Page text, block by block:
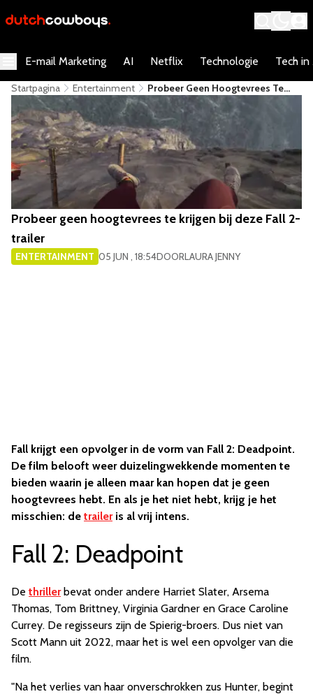
E-mail Marketing AI Netflix Technologie Tech in
Startpagina Entertainment
Probeer Geen Hoogtevrees Te
Krijgen Bij Deze Fall 2-Trailer
Probeer geen hoogtevrees te krijgen bij deze Fall 2-
trailer
ENTERTAINMENT 05 JUN , 18:54DOORLAURA JENNY
Fall krijgt een opvolger in de vorm van Fall 2: Deadpoint.
De film belooft weer duizelingwekkende momenten te
bieden waarin je alleen maar kan hopen dat je geen
hoogtevrees hebt. En als je het niet hebt, krijg je het
misschien: de traileris al vrij intens.
Fall 2: Deadpoint
De thrillerbevat onder andere Harriet Slater, Arsema
Thomas, Tom Brittney, Virginia Gardner en Grace Caroline
Currey. De regisseurs zijn de Spierig-broers. Dus niet van
Scott Mann uit 2022, maar het is wel een opvolger van die
film.
"Na het verlies van haar onverschrokken zus Hunter, begint